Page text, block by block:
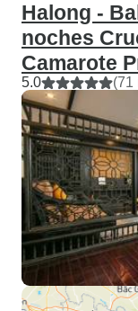
Halong -
noches
Camarote
5.0 (71